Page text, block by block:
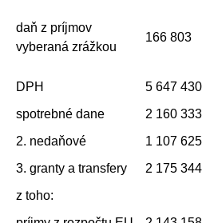
daň z príjmov
vyberaná zrážkou
166 803
DPH 5 647 430
spotrebné dane
2 160 333
2. nedaňové
1 107 625
3. granty a transfery
2 175 344
z toho: